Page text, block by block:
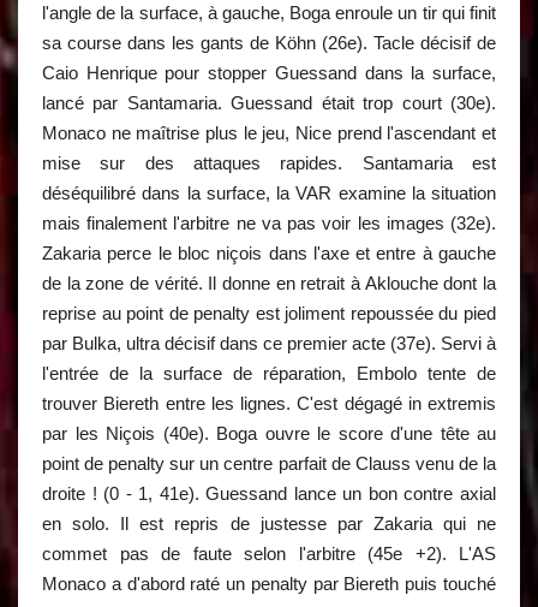
l'angle de la surface, à gauche, Boga enroule un tir qui finit
sa course dans les gants de Köhn (26e). Tacle décisif de
Caio Henrique pour stopper Guessand dans la surface,
lancé par Santamaria. Guessand était trop court (30e).
Monaco ne maîtrise plus le jeu, Nice prend l'ascendant et
mise sur des attaques rapides. Santamaria est
déséquilibré dans la surface, la VAR examine la situation
mais finalement l'arbitre ne va pas voir les images (32e).
Zakaria perce le bloc niçois dans l'axe et entre à gauche
de la zone de vérité. Il donne en retrait à Aklouche dont la
reprise au point de penalty est joliment repoussée du pied
par Bulka, ultra décisif dans ce premier acte (37e). Servi à
l'entrée de la surface de réparation, Embolo tente de
trouver Biereth entre les lignes. C'est dégagé in extremis
par les Niçois (40e). Boga ouvre le score d'une tête au
point de penalty sur un centre parfait de Clauss venu de la
droite ! (0 - 1, 41e). Guessand lance un bon contre axial
en solo. Il est repris de justesse par Zakaria qui ne
commet pas de faute selon l'arbitre (45e +2). L'AS
Monaco a d'abord raté un penalty par Biereth puis touché